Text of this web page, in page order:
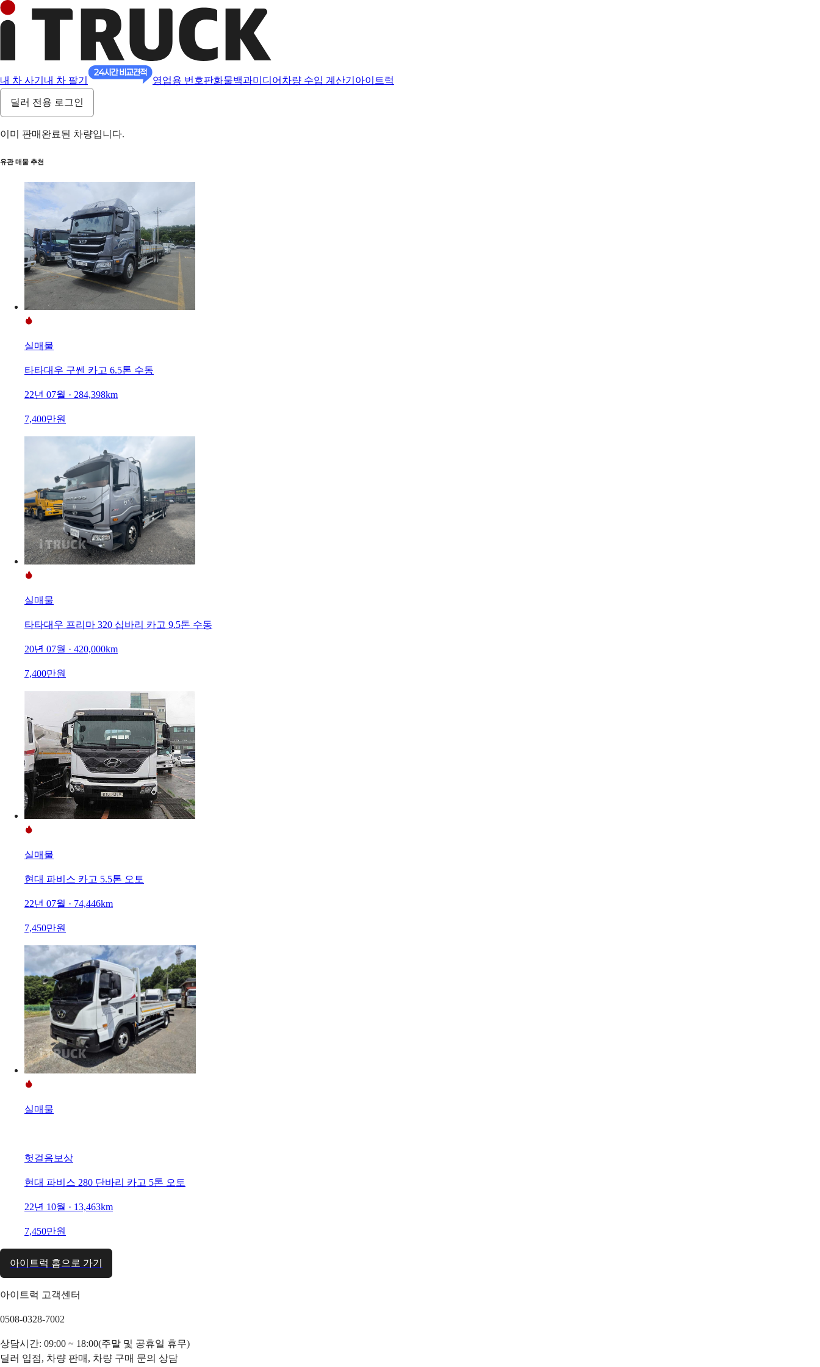
내 차 사기 내 차 팔기 영업용 번호판화물백과미디어 차량 수입 계산기 아이트럭
딜러 전용 로그인
이미 판매완료된 차량입니다.
유관 매물 추천
실매물
타타대우 구쎈 카고 6.5톤 수동
22년 07월 · 284,398km
7,400만원
실매물
타타대우 프리마 320 십바리 카고 9.5톤 수동
20년 07월 · 420,000km
7,400만원
실매물
현대 파비스 카고 5.5톤 오토
22년 07월 · 74,446km
7,450만원
실매물
헛걸음보상
현대 파비스 280 단바리 카고 5톤 오토
22년 10월 · 13,463km
7,450만원
아이트럭 홈으로 가기
아이트럭 고객센터
0508-0328-7002
상담시간: 09:00 ~ 18:00(주말 및 공휴일 휴무)
딜러 입점, 차량 판매, 차량 구매 문의 상담